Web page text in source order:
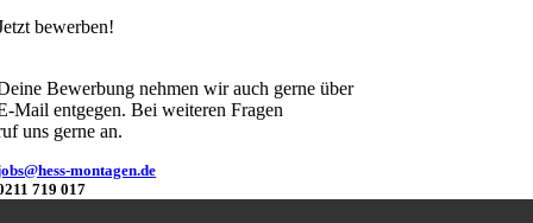
bewerben!
Bewerbung nehmen wir auch gerne über
Mail entgegen. Bei weiteren Fragen
uns gerne an.
montagen.de
719 017